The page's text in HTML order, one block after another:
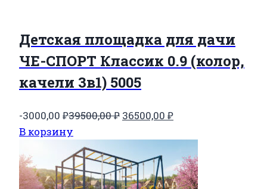
Детская площадка для дачи
ЧЕ-СПОРТ Классик 0.9 (колор,
качели 3в1) 5005
-3000,00 ₽39500,00₽ Первоначальная
39500,00 ₽.
36500,00 ₽Текущая
В корзину